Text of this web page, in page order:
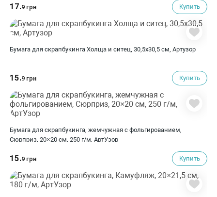
17.9 грн Купить
Бумага для скрапбукинга Холща и ситец, 30,5х30,5 см, Артузор
15.9 грн Купить
Бумага для скрапбукинга, жемчужная с фольгированием,
Сюрприз, 20×20 см, 250 г/м, АртУзор
15.9 грн Купить